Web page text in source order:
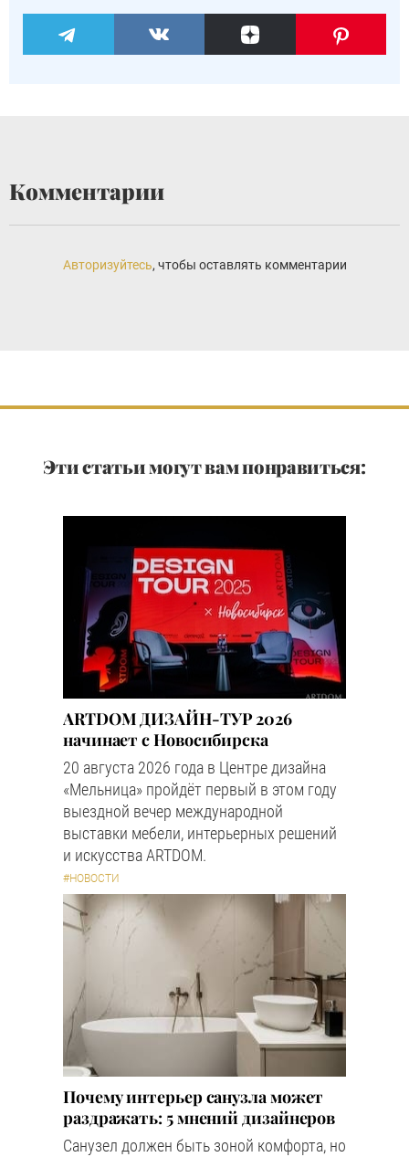
Комментарии
Авторизуйтесь, чтобы оставлять комментарии
Эти статьи могут вам понравиться:
ARTDOM ДИЗАЙН-ТУР 2026
начинает с Новосибирска
20 августа 2026 года в Центре дизайна
«Мельница» пройдёт первый в этом году
выездной вечер международной
выставки мебели, интерьерных решений
и искусства ARTDOM.
#НОВОСТИ
Почему интерьер санузла может
раздражать: 5 мнений дизайнеров
Санузел должен быть зоной комфорта, но